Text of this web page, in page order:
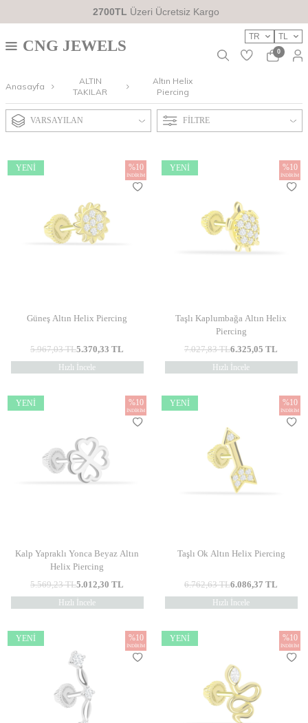
2700TLÜzeri Ücretsiz Kargo
TR TL
CNG JEWELS 0
Anasayfa
ALTIN
TAKILAR
Altın Helix
Piercing
FILTRE
VARSAYILAN
YENI %10
İNDIRIM
Güneş Altın Helix Piercing
5.967,03TL5.370,33 TL
Hızlı İncele
YENI %10
İNDIRIM
Taşlı Kaplumbağa Altın Helix
Piercing
7.027,83TL6.325,05 TL
Hızlı İncele
YENI %10
İNDIRIM
Kalp Yapraklı Yonca Beyaz Altın
Helix Piercing
5.569,23TL5.012,30 TL
Hızlı İncele
YENI %10
İNDIRIM
Taşlı Ok Altın Helix Piercing
6.762,63TL6.086,37 TL
Hızlı İncele
YENI %10
İNDIRIM
YENI %10
İNDIRIM